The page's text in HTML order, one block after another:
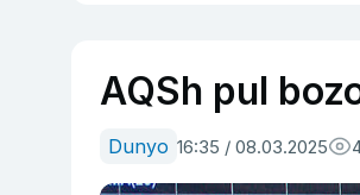
AQSh pul
Dunyo 16:35 / 08.03.2025